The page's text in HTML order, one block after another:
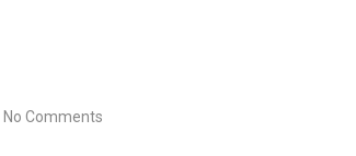
No Comments